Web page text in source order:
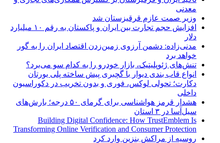
معدنی
وزیر صمت عازم قرقیزستان شد
افزایش حجم تجارت بین ایران و پاکستان به رقم ۱۰ میلیارد
دلار
مدنی‌زاده: دشمن آرزوی زمین‌زدن اقتصاد ایران را به گور
خواهد برد
تنش‌های ژئوپلیتیک، بازار خودرو را به کدام سو می‌برد؟
انواع قاب بندی دیوار با گچبری پیش ساخته پلی یورتان
دکارت؛ تحولی لوکس، فوری و بدون تخریب در دکوراسیون
داخلی
هشدار قرمز هواشناسی برای گرمای ۵۰ درجه؛ بارش‌های
سیل‌آسا در ۳ استان
Building Digital Confidence: How TrustEmblem Is
Transforming Online Verification and Consumer Protection
روسیه از مراکش بنزین وارد کرد